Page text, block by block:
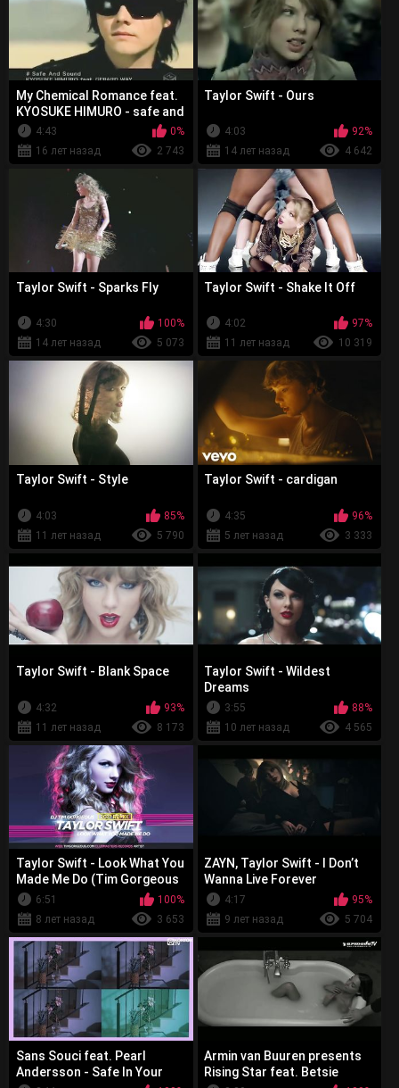
My Chemical Romance feat.
KYOSUKE HIMURO - safe and
sound
4:43
0%
16 лет назад
2 743
Taylor Swift - Ours
4:03
92%
14 лет назад
4 642
Taylor Swift - Sparks Fly
4:30
100%
14 лет назад
5 073
Taylor Swift - Shake It Off
4:02
97%
11 лет назад
10 319
Taylor Swift - Style
4:03
85%
11 лет назад
5 790
Taylor Swift - cardigan
4:35
96%
5 лет назад
3 333
Taylor Swift - Blank Space
4:32
93%
11 лет назад
8 173
Taylor Swift - Wildest
Dreams
3:55
88%
10 лет назад
4 565
Taylor Swift - Look What You
Made Me Do (Tim Gorgeous
Remix)
6:51
100%
8 лет назад
3 653
ZAYN, Taylor Swift - I Don’t
Wanna Live Forever
4:17
95%
9 лет назад
5 704
Sans Souci feat. Pearl
Andersson - Safe In Your
Armin van Buuren presents
Rising Star feat. Betsie